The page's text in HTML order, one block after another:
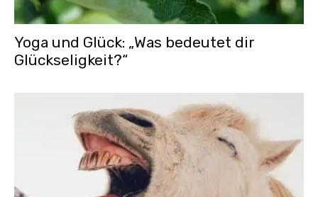
Yoga und Glück: „Was bedeutet dir
Glückseligkeit?“